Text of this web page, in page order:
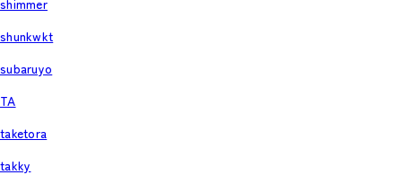
shimmer
shunkwkt
subaruyo
TA
taketora
takky